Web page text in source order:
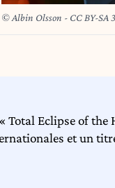
© Albin Olsson - CC BY-SA
Total Eclipse of the
et un